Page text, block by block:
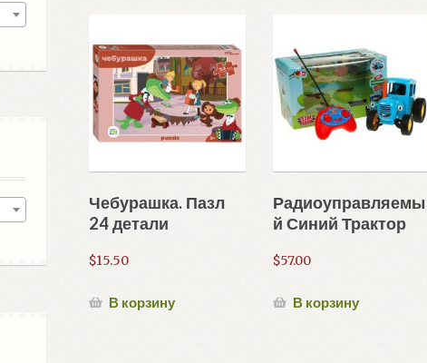
Чебурашка. Пазл
24 детали
$15.50
В корзину
Радиоуправляемы
й Синий Трактор
$57.00
В корзину